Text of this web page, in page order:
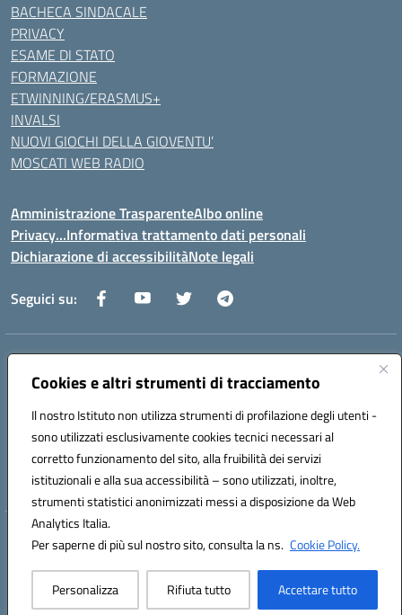
Cookies e altri strumenti di tracciamento
Il nostro Istituto non utilizza strumenti di profilazione degli utenti -
sono utilizzati esclusivamente cookies tecnici necessari al
corretto funzionamento del sito, alla fruibilità dei servizi
istituzionali e alla sua accessibilità – sono utilizzati, inoltre,
strumenti statistici anonimizzati messi a disposizione da Web
Analytics Italia.
Per saperne di più sul nostro sito, consulta la ns. Cookie Policy.
Personalizza Rifiuta tutto Accettare tutto
BACHECA SINDACALE
PRIVACY
ESAME DI STATO
FORMAZIONE
ETWINNING/ERASMUS+
INVALSI
NUOVI GIOCHI DELLA GIOVENTU’
MOSCATI WEB RADIO
Amministrazione TrasparenteAlbo online
Privacy…Informativa trattamento dati personali
Dichiarazione di accessibilitàNote legali
Seguici su:
Indirizzo:
Centralino:089 201032 Email:saic88800v@istruzione.it
Codice fiscale: 80028930651
Codice meccanografico:
saic88800v
Codice unico di fatturazione (CUF): UFLEGP
Hosting & Powered by 3D Solution S.r.l.
Concept & Design by Designers Italia